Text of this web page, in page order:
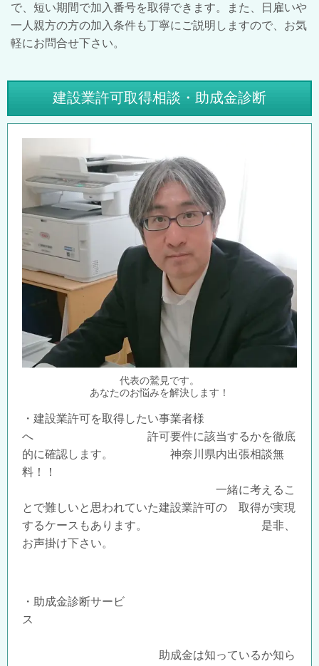
で、短い期間で加入番号を取得できます。また、日雇いや
一人親方の方の加入条件も丁寧にご説明しますので、お気
軽にお問合せ下さい。
建設業許可取得相談・助成金診断
代表の鷲見です。
あなたのお悩みを解決します！​
・建設業許可を取得したい事業者様
へ 許可要件に該当するかを徹底
的に確認します。 神奈川県内出張相談無
料！！
一緒に考えるこ
とで難しいと思われていた建設業許可の 取得が実現
するケースもあります。 是非、
お声掛け下さい。
・助成金診断サービ
ス
助成金は知っているか知ら